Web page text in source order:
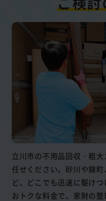
立川市の不用品回収・粗
任せください。砂川や錦
ど、どこでも迅速に駆け
おトクな料金で、家財の